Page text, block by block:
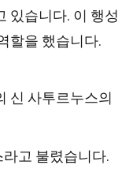
있습니다. 이 행성
할을 했습니다.
신 사투르누스의
고 불렸습니다.